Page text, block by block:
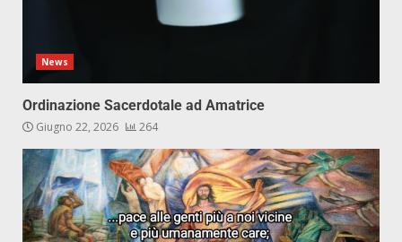
News
Ordinazione Sacerdotale ad Amatrice
Giugno 22, 2026 264